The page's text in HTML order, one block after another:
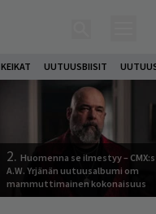
KEIKAT UUTUUSBIISIT
2. Huomenna se ilmestyy –
A.W. Yrjänän uutuusalbumi om
mammuttimainen kokonaisuus